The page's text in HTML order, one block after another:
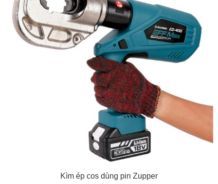
Kìm ép cos dùng pin Zupper